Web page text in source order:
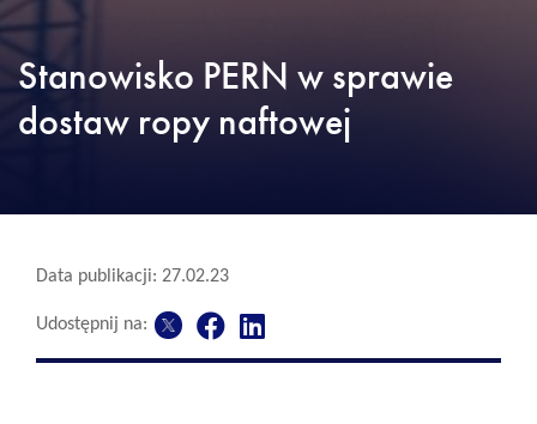
Stanowisko PERN w sprawie
dostaw ropy naftowej
Data publikacji: 27.02.23
Udostępnij na: